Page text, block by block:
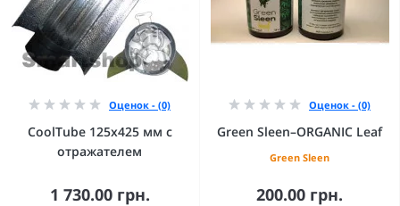
Оценок - (0)
CoolTube 125х425 мм с
отражателем
1 730.00 грн.
Оценок - (0)
Green Sleen–ORGANIC Leaf
Green Sleen
200.00 грн.